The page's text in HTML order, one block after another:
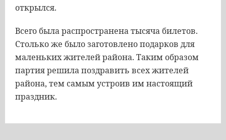
открылся.
Всего была распространена тысяча билетов.
Столько же было заготовлено подарков для
маленьких жителей района. Таким образом
партия решила поздравить всех жителей
района, тем самым устроив им настоящий
праздник.